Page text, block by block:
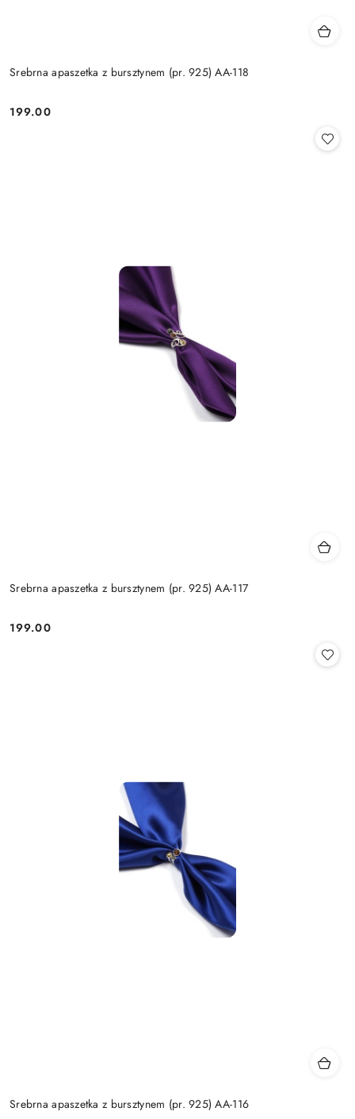
Srebrna apaszetka z bursztynem (pr. 925) AA-118
Cena:
199.00
Srebrna apaszetka z bursztynem (pr. 925) AA-117
Cena:
199.00
Srebrna apaszetka z bursztynem (pr. 925) AA-116